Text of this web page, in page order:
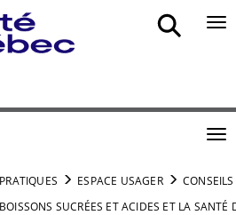
ESPACE USAGER
SUCRÉES ET ACIDES ET LA SANTÉ